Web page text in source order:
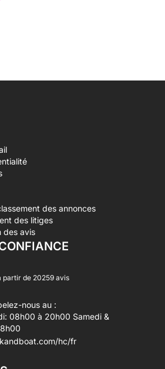
des annonces
des litiges
des avis
partir de 20259 avis
nous au :
08h00 à 20h00 Samedi &
hc/fr